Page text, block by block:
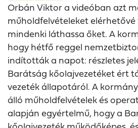
Orbán Viktor a videóban azt
műholdfelvételeket elérhetővé
mindenki láthassa őket. A
hogy hétfő reggel
indították a napot: részletes
Barátság kőolajvezetéket ért
vezeték állapotáról. A
álló műholdfelvételek és
alapján egyértelmű, hogy a